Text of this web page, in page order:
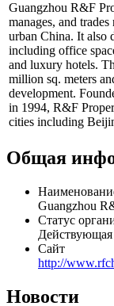
Guangzhou R&F
manages, and
urban China. It also
including office
and luxury hotels.
million sq. meters
development.
in 1994, R&F
cities including
Общая
Guangzhou
Статус
Действующая
Сайт
http://
Новости